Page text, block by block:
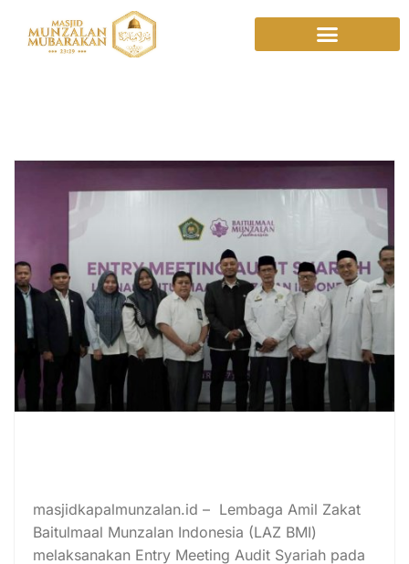
Kemenag
masjidkapalmunzalan.id – Lembaga Amil Zakat
Baitulmaal Munzalan Indonesia (LAZ BMI)
melaksanakan Entry Meeting Audit Syariah pada